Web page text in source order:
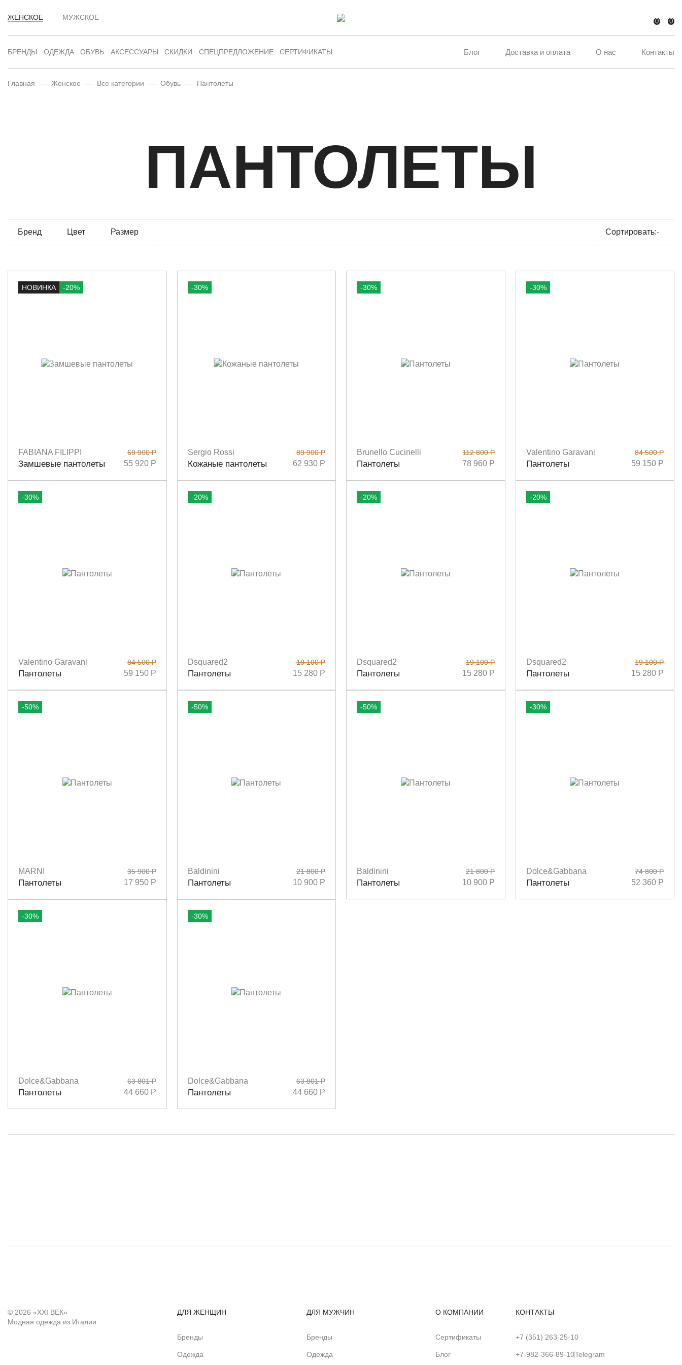
ЖЕНСКОЕ МУЖСКОЕ 0 0
БРЕНДЫ ОДЕЖДА ОБУВЬ АКСЕССУАРЫ СКИДКИ СПЕЦПРЕДЛОЖЕНИЕ СЕРТИФИКАТЫ Блог Доставка и оплата О нас Контакты
Главная — Женское — Все категории — Обувь — Пантолеты
ПАНТОЛЕТЫ
Бренд Цвет Размер Сортировать:-
НОВИНКА -20%
Размеры 3940
FABIANA FILIPPI
Замшевые пантолеты
69 900 Р
55 920 Р
-30%
Размеры 38,53940
Sergio Rossi
Кожаные пантолеты
89 900 Р
62 930 Р
-30%
Размеры
Brunello Cucinelli
Пантолеты
112 800 Р
78 960 Р
-30%
Размеры
Valentino Garavani
Пантолеты
84 500 Р
59 150 Р
-30%
Размеры
Valentino Garavani
Пантолеты
84 500 Р
59 150 Р
-20%
Размеры
Dsquared2
Пантолеты
19 100 Р
15 280 Р
-20%
Размеры
Dsquared2
Пантолеты
19 100 Р
15 280 Р
-20%
Размеры
Dsquared2
Пантолеты
19 100 Р
15 280 Р
-50%
Размеры
MARNI
Пантолеты
35 900 Р
17 950 Р
-50%
Размеры
Baldinini
Пантолеты
21 800 Р
10 900 Р
-50%
Размеры
Baldinini
Пантолеты
21 800 Р
10 900 Р
-30%
Размеры 3940
Dolce&Gabbana
Пантолеты
74 800 Р
52 360 Р
-30%
Размеры
Dolce&Gabbana
Пантолеты
63 801 Р
44 660 Р
-30%
Размеры
Dolce&Gabbana
Пантолеты
63 801 Р
44 660 Р
© 2026 «XXI ВЕК»
Модная одежда из Италии
ДЛЯ ЖЕНЩИН
Бренды
Одежда
ДЛЯ МУЖЧИН
Бренды
Одежда
О КОМПАНИИ
Сертификаты
Блог
КОНТАКТЫ
+7 (351) 263-25-10
+7-982-366-89-10Telegram